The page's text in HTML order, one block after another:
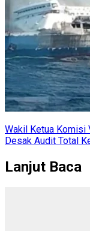
Wakil Ketua Komisi
Desak Audit Total
Lanjut Baca